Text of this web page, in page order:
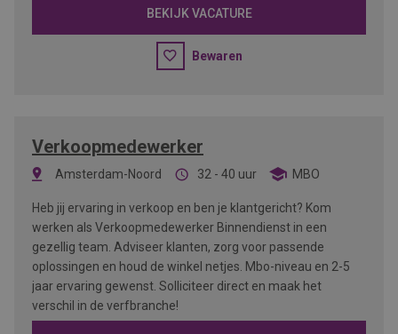
BEKIJK VACATURE
Bewaren
Verkoopmedewerker
Amsterdam-Noord 32 - 40 uur MBO
Heb jij ervaring in verkoop en ben je klantgericht? Kom
werken als Verkoopmedewerker Binnendienst in een
gezellig team. Adviseer klanten, zorg voor passende
oplossingen en houd de winkel netjes. Mbo-niveau en 2-5
jaar ervaring gewenst. Solliciteer direct en maak het
verschil in de verfbranche!